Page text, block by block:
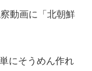
動画に「北朝鮮
にそうめん作れ